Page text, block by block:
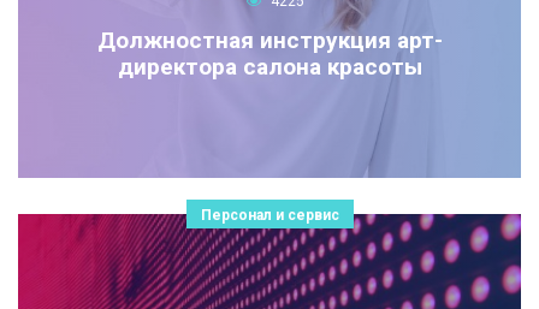
Должностная инструкция арт-
директора салона красоты
Персонал и сервис